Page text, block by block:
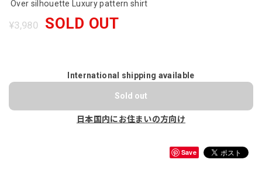
Over silhouette Luxury pattern shirt
¥3,980 SOLD OUT
International shipping available
Sold out
日本国内にお住まいの方向け
Save